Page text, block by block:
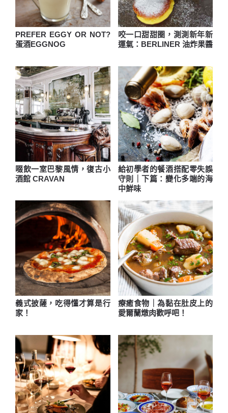
PREFER EGGY OR NOT?
蛋酒EGGNOG
咬一口甜甜圈，測測新年新
運氣：BERLINER 油炸果醬
啜飲一室巴黎風情，復古小
酒館 CRAVAN
給初學者的餐酒搭配零失誤
守則｜下篇：變化多端的海
中鮮味
義式披薩，吃得懂才算是行
家！
療癒食物｜為黏在肚皮上的
愛爾蘭燉肉歡呼吧！